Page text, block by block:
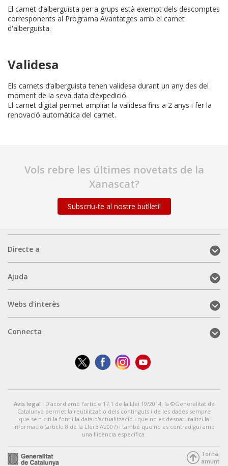
El carnet d’alberguista per a grups està exempt dels descomptes
corresponents al Programa Avantatges amb el carnet
d'alberguista.
Validesa
Els carnets d’alberguista tenen validesa durant un any des del
moment de la seva data d’expedició.
El carnet digital permet ampliar la validesa fins a 2 anys i fer la
renovació automàtica del carnet.
Vols rebre les últimes novetats de la
Xanascat?
Subscriu-te al nostre butlletí!
Directe
a
Directe a
Ajuda
(mobile)
Ajuda
Webs
d'interès
Webs d'interès
Connecta
Connecta
Avís legal : D’acord amb l’article 17.1 de la Llei 19/2014, la ©Generalitat de
Catalunya permet la reutilització dels continguts i de les dades sempre
que se'n citi la font i la data d'actualització i que no es desnaturalitzi la
informació (article 8 de la Llei 37/2007) i també que no es contradigui amb
una llicència específica.
Torna
amunt